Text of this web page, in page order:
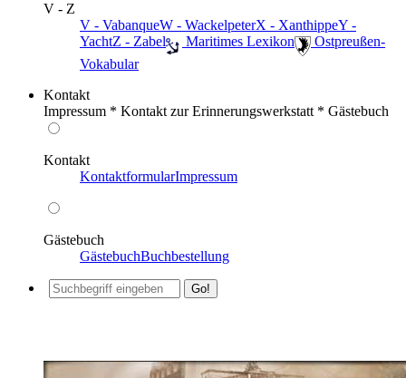
V - Z
V - VabanqueW - WackelpeterX - XanthippeY -
YachtZ - Zabel ️ Maritimes Lexikon
️ Ostpreußen-
Vokabular
Kontakt
Impressum * Kontakt zur Erinnerungswerkstatt * Gästebuch
Kontakt
KontaktformularImpressum
Gästebuch
GästebuchBuchbestellung